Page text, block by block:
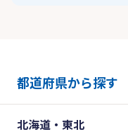
都道府県から探す
北海道・東北